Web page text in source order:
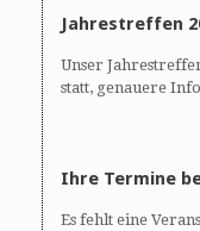
Jahrestreffen
Unser
statt, genauere
Ihre Termine
Es fehlt eine